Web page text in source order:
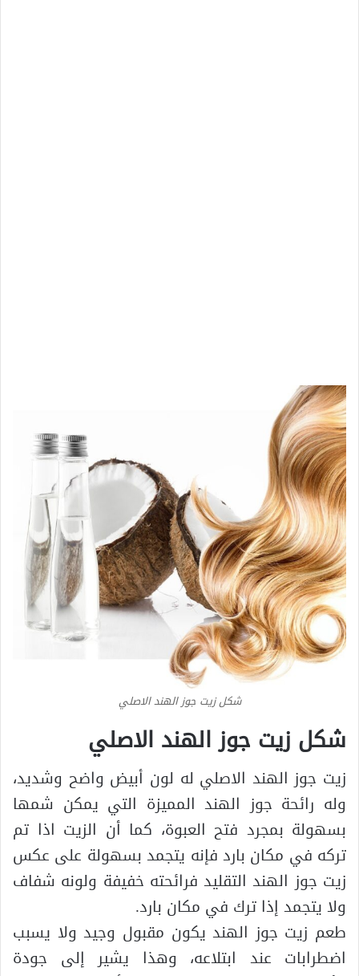
شكل زيت جوز الهند الاصلي
شكل زيت جوز الهند الاصلي
زيت جوز الهند الاصلي له لون أبيض واضح وشديد،
وله رائحة جوز الهند المميزة التي يمكن شمها
بسهولة بمجرد فتح العبوة، كما أن الزيت اذا تم
تركه في مكان بارد فإنه يتجمد بسهولة على عكس
زيت جوز الهند التقليد فرائحته خفيفة ولونه شفاف
ولا يتجمد إذا ترك في مكان بارد.
طعم زيت جوز الهند يكون مقبول وجيد ولا يسبب
اضطرابات عند ابتلاعه، وهذا يشير إلى جودة